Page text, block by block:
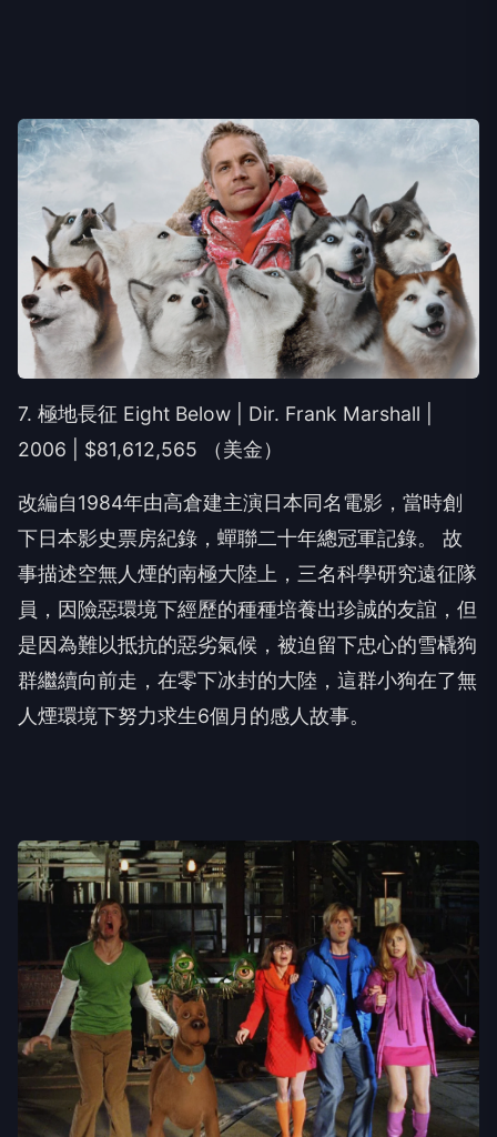
7. 極地長征 Eight Below | Dir. Frank Marshall |
2006 | $81,612,565 （美金）
改編自1984年由高倉建主演日本同名電影，當時創
下日本影史票房紀錄，蟬聯二十年總冠軍記錄。 故
事描述空無人煙的南極大陸上，三名科學研究遠征隊
員，因險惡環境下經歷的種種培養出珍誠的友誼，但
是因為難以抵抗的惡劣氣候，被迫留下忠心的雪橇狗
群繼續向前走，在零下冰封的大陸，這群小狗在了無
人煙環境下努力求生6個月的感人故事。